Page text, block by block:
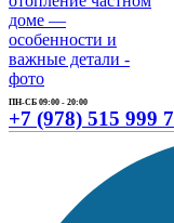
ПН-СБ 09:00 - 20:00
+7 (978) 515 999 7